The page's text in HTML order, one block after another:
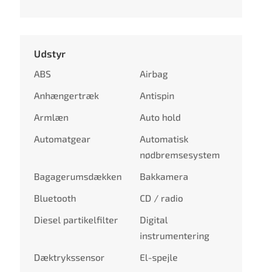
Udstyr
ABS
Airbag
Anhængertræk
Antispin
Armlæn
Auto hold
Automatgear
Automatisk
nødbremsesystem
Bagagerumsdækken
Bakkamera
Bluetooth
CD / radio
Diesel partikelfilter
Digital
instrumentering
Dæktrykssensor
El-spejle